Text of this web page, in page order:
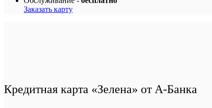
Заказать карту
Кредитная карта «Зелена» от А-Банка